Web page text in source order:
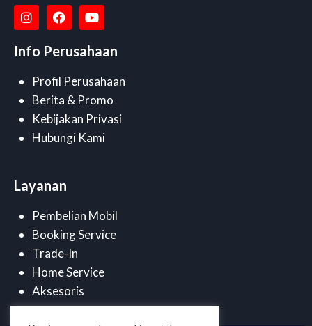
Info Perusahaan
Profil Perusahaan
Berita & Promo
Kebijakan Privasi
Hubungi Kami
Layanan
Pembelian Mobil
Booking Service
Trade-In
Home Service
Aksesoris